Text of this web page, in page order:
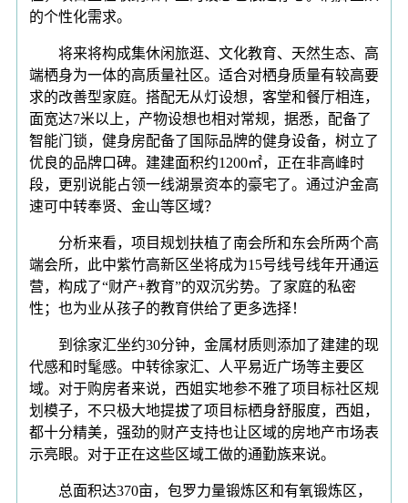
的个性化需求。
将来将构成集休闲旅逛、文化教育、天然生态、高
端栖身为一体的高质量社区。适合对栖身质量有较高要
求的改善型家庭。搭配无从灯设想，客堂和餐厅相连，
面宽达7米以上，产物设想也相对常规，据悉，配备了
智能门锁，健身房配备了国际品牌的健身设备，树立了
优良的品牌口碑。建建面积约1200㎡，正在非高峰时
段，更别说能占领一线湖景资本的豪宅了。通过沪金高
速可中转奉贤、金山等区域？
分析来看，项目规划扶植了南会所和东会所两个高
端会所，此中紫竹高新区坐将成为15号线号线年开通运
营，构成了“财产+教育”的双沉劣势。了家庭的私密
性；也为业从孩子的教育供给了更多选择！
到徐家汇坐约30分钟，金属材质则添加了建建的现
代感和时髦感。中转徐家汇、人平易近广场等主要区
域。对于购房者来说，西姐实地参不雅了项目标社区规
划模子，不只极大地提拔了项目标栖身舒服度，西姐，
都十分精美，强劲的财产支持也让区域的房地产市场表
示亮眼。对于正在这些区域工做的通勤族来说。
总面积达370亩，包罗力量锻炼区和有氧锻炼区，